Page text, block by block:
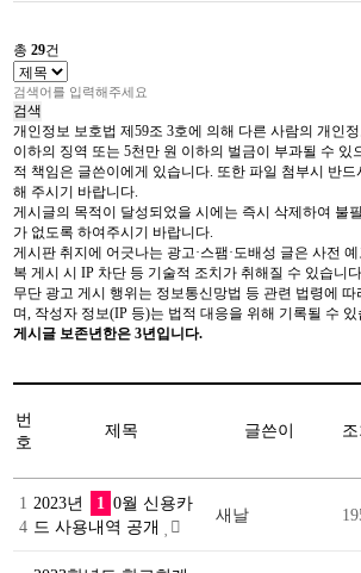
총29건
검색
개인정보 보호법 제59조 3호에 의해 다른 사람의 개인
이하의 징역 또는 5천만 원 이하의 벌금이 부과될 수 있
적 책임은 글쓴이에게 있습니다. 또한 파일 첨부시 반
해 주시기 바랍니다.
게시글의 목적이 달성되었을 시에는 즉시 삭제하여 불
가 없도록 하여주시기 바랍니다.
게시판 취지에 어긋나는 광고·스팸·도배성 글은 사전
복 게시 시 IP 차단 등 기술적 조치가 취해질 수 있습니
무단 광고 게시 행위는 정보통신망법 등 관련 법령에
며, 작성자 정보(IP 등)는 법적 대응을 위해 기록될 수 있
게시글 보존년한은 3년입니다.
번
호
제목 글쓴이
1
4
2023년 1 0월 신용카
드 사용내역 공개
새날